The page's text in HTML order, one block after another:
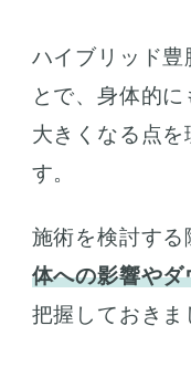
ハイブリッド豊
とで、身体的
大きくなる点
す。
施術を検討する
体への影響や
把握しておきま